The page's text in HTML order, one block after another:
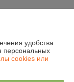
удобства
персональных
cookies или